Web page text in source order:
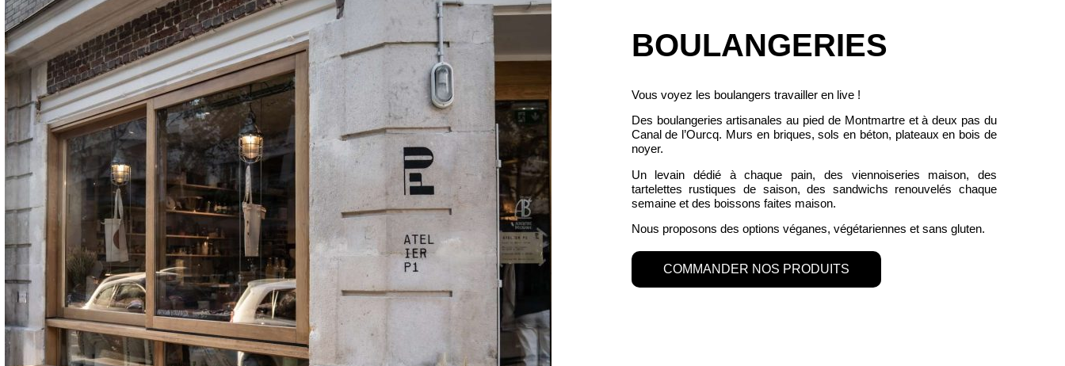
BOULANGERIES
Vous voyez les boulangers travailler en live !
Des boulangeries artisanales au pied de Montmartre et à deux pas du
Canal de l’Ourcq. Murs en briques, sols en béton, plateaux en bois de
noyer.
Un levain dédié à chaque pain, des viennoiseries maison, des
tartelettes rustiques de saison, des sandwichs renouvelés chaque
semaine et des boissons faites maison.
Nous proposons des options véganes, végétariennes et sans gluten.
COMMANDER NOS PRODUITS